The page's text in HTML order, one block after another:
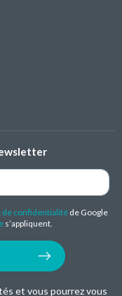
de confidentialitéde Google
s’appliquent.
et vous pourrez vous